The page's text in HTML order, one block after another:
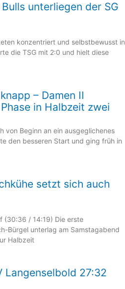
unterliegen der SG
konzentriert und selbstbewusst in
die TSG mit 2:0 und hielt diese
– Damen II
in Halbzeit zwei
von Beginn an ein ausgeglichenes
den besseren Start und ging früh in
setzt sich auch
(30:36 / 14:19) Die erste
Bürgel unterlag am Samstagabend
Halbzeit
Langenselbold 27:32